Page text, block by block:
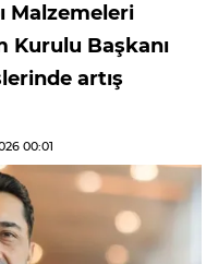
Malzemeleri
Kurulu Başkanı
artış
00:01